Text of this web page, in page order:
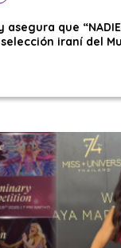
que “NADIE
selección iraní del